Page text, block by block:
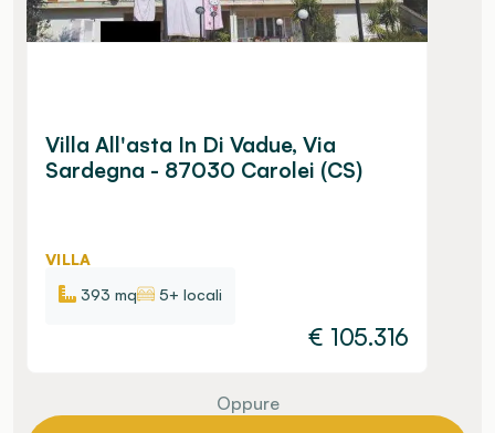
Villa All'asta In Di Vadue, Via
Sardegna - 87030 Carolei (CS)
VILLA
393 mq
5+ locali
€ 105.316
Oppure